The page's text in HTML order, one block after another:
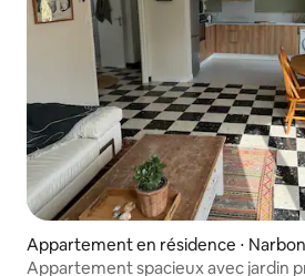
Appartement en résidence ⋅
Appartement spacieux avec jardin